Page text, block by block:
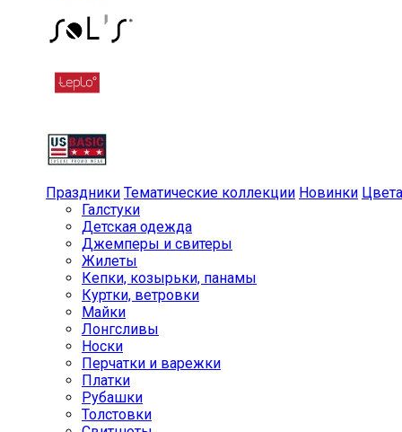
Праздники Тематические коллекции Новинки Цвета
Галстуки
Детская одежда
Джемперы и свитеры
Жилеты
Кепки, козырьки, панамы
Куртки, ветровки
Майки
Лонгсливы
Носки
Перчатки и варежки
Платки
Рубашки
Толстовки